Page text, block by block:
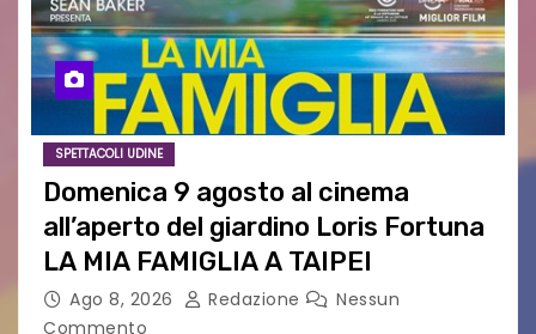
SPETTACOLI UDINE
Domenica 9 agosto al cinema
all’aperto del giardino Loris Fortuna
LA MIA FAMIGLIA A TAIPEI
Ago 8, 2026 Redazione
Nessun
Commento